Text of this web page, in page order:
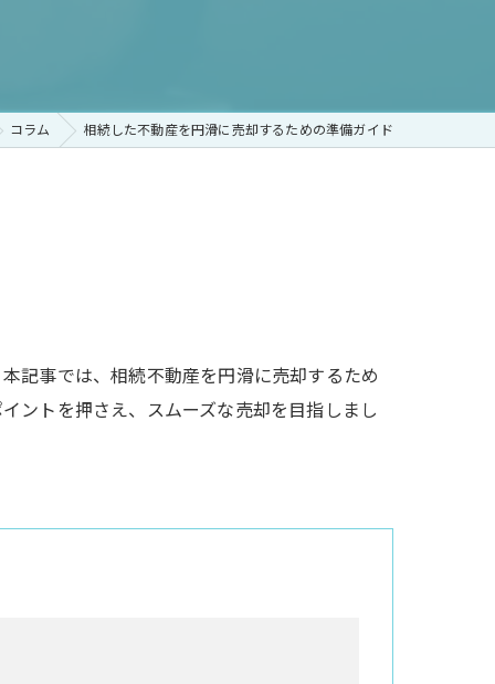
コラム 相続した不動産を円滑に売却するための準備ガイド
記事では、相続不動産を円滑に売却するため
ントを押さえ、スムーズな売却を目指しまし